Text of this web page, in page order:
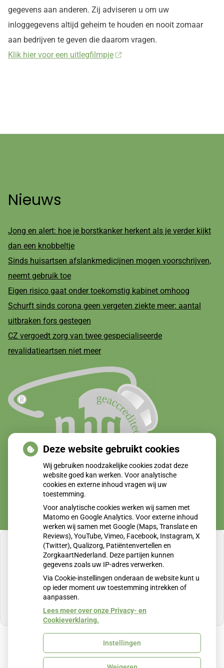
gegevens aan anderen. Zij adviseren u om uw
inloggegevens altijd geheim te houden en nooit zomaar
aan bedrijven te geven die daarom vragen.
Klik hier voor een uitlegfilmpje
Nieuws
Jong en alert: hoe je borstkanker herkent als je verder kijkt
dan een knobbeltje
Sinds huisartsen afslankmedicijnen mogen voorschrijven,
neemt gebruik toe
Eigen risico gaat onder toekomstig kabinet omhoog
Schurft sinds corona geen vergeten ziekte meer: aantal
uitbraken fors gestegen
CZ vergoedt zorg van twee gespecialiseerde
revalidatieartsen niet meer
U heeft geen toestemming gegeven voor
externe inhoud die nodig is om dit te zien.
Cookie-instellingen wijzigen
Uw Zorg Online
Deze website gebruikt cookies
Wij gebruiken noodzakelijke cookies zodat deze
website goed kan werken. Voor analytische
cookies en externe inhoud vragen wij uw
toestemming.
Voor analytische cookies werken wij samen met
Matomo en Google Analytics. Voor externe inhoud
werken wij samen met Google (Maps, Translate en
Reviews), YouTube, Vimeo, Facebook, Instagram, X
(Twitter), Qualizorg, Patiëntenvertellen en
ZorgkaartNederland. Deze partijen kunnen
gegevens zoals uw IP-adres verwerken.
Via Cookie-instellingen onderaan de website kunt u
op ieder moment uw toestemming intrekken of
aanpassen.
Lees meer over onze Privacy- en
Cookieverklaring.
Instellingen